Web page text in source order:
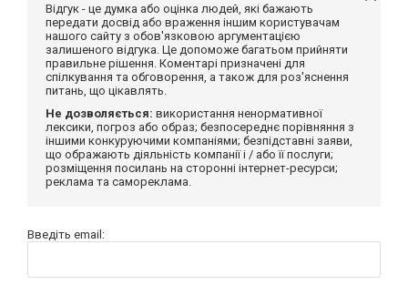
Відгук - це думка або оцінка людей, які бажають
передати досвід або враження іншим користувачам
нашого сайту з обов'язковою аргументацією
залишеного відгука. Це допоможе багатьом прийняти
правильне рішення. Коментарі призначені для
спілкування та обговорення, а також для роз'яснення
питань, що цікавлять.
Не дозволяється: використання ненормативної
лексики, погроз або образ; безпосереднє порівняння з
іншими конкуруючими компаніями; безпідставні заяви,
що ображають діяльність компанії і / або її послуги;
розміщення посилань на сторонні інтернет-ресурси;
реклама та самореклама.
Введіть email: